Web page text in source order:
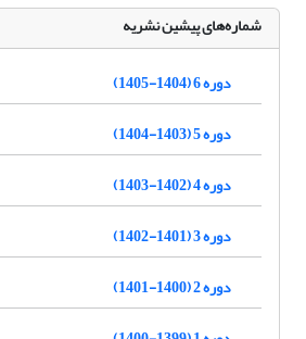
شماره‌های پیشین نشریه
دوره 6 (1404-1405)
دوره 5 (1403-1404)
دوره 4 (1402-1403)
دوره 3 (1401-1402)
دوره 2 (1400-1401)